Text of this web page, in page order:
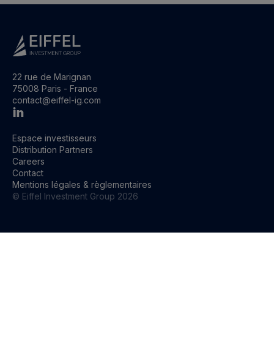
22 rue de Marignan
75008 Paris - France
contact@eiffel-ig.com
© Eiffel Investment Group 2026
Espace investisseurs
Distribution Partners
Careers
Contact
Mentions légales & règlementaires